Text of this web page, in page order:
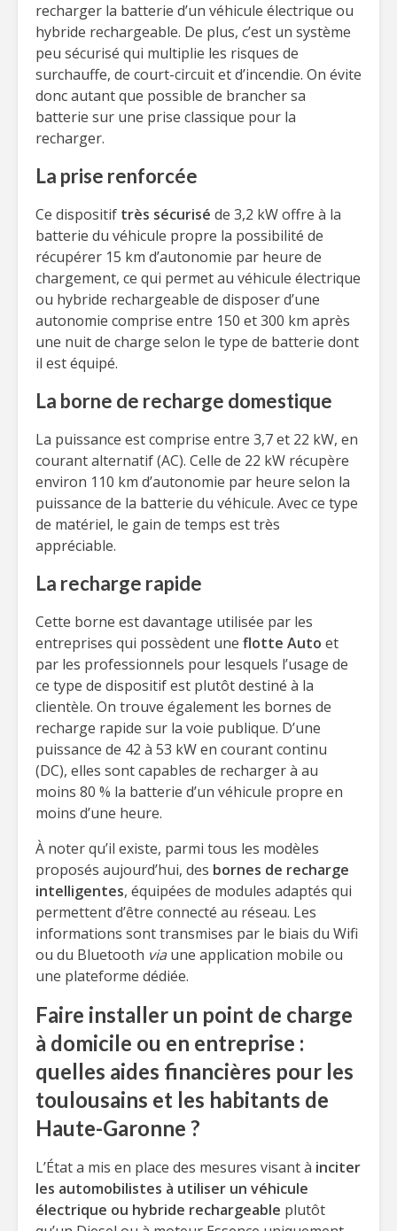
recharger la batterie d’un véhicule électrique ou
hybride rechargeable. De plus, c’est un système
peu sécurisé qui multiplie les risques de
surchauffe, de court-circuit et d’incendie. On évite
donc autant que possible de brancher sa
batterie sur une prise classique pour la
recharger.
La prise renforcée
Ce dispositif très sécurisé de 3,2 kW offre à la
batterie du véhicule propre la possibilité de
récupérer 15 km d’autonomie par heure de
chargement, ce qui permet au véhicule électrique
ou hybride rechargeable de disposer d’une
autonomie comprise entre 150 et 300 km après
une nuit de charge selon le type de batterie dont
il est équipé.
La borne de recharge domestique
La puissance est comprise entre 3,7 et 22 kW, en
courant alternatif (AC). Celle de 22 kW récupère
environ 110 km d’autonomie par heure selon la
puissance de la batterie du véhicule. Avec ce type
de matériel, le gain de temps est très
appréciable.
La recharge rapide
Cette borne est davantage utilisée par les
entreprises qui possèdent une flotte Auto et
par les professionnels pour lesquels l’usage de
ce type de dispositif est plutôt destiné à la
clientèle. On trouve également les bornes de
recharge rapide sur la voie publique. D’une
puissance de 42 à 53 kW en courant continu
(DC), elles sont capables de recharger à au
moins 80 % la batterie d’un véhicule propre en
moins d’une heure.
À noter qu’il existe, parmi tous les modèles
proposés aujourd’hui, des bornes de recharge
intelligentes, équipées de modules adaptés qui
permettent d’être connecté au réseau. Les
informations sont transmises par le biais du Wifi
ou du Bluetooth via une application mobile ou
une plateforme dédiée.
Faire installer un point de charge
à domicile ou en entreprise :
quelles aides financières pour les
toulousains et les habitants de
Haute-Garonne ?
L’État a mis en place des mesures visant à inciter
les automobilistes à utiliser un véhicule
électrique ou hybride rechargeable plutôt